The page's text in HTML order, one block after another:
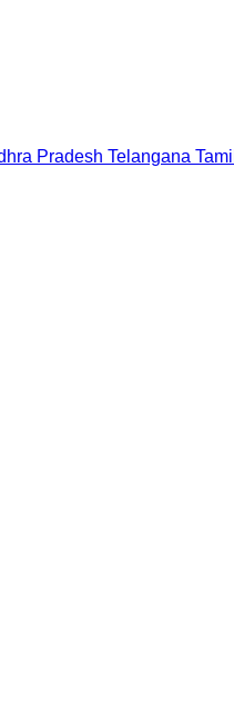
Pradesh Telangana